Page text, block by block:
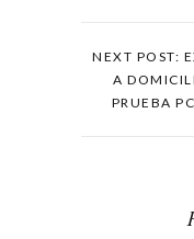
NEXT POST:
A
PRUEBA